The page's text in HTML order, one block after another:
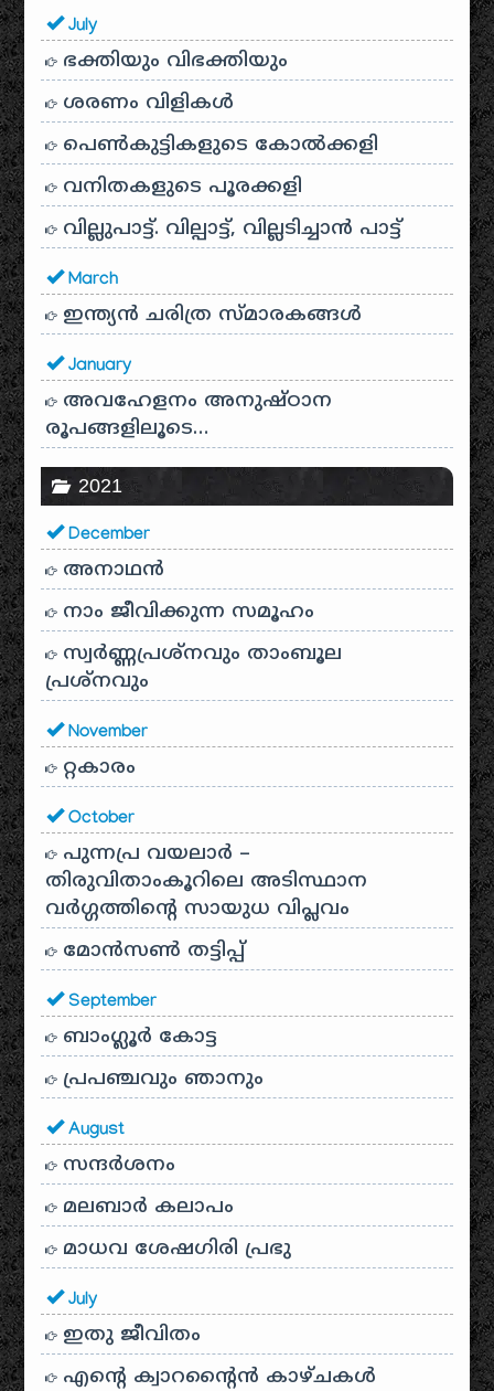
July
ഭക്തിയും വിഭക്തിയും
ശരണം വിളികൾ
പെൺകുട്ടികളുടെ കോൽക്കളി
വനിതകളുടെ പൂരക്കളി
വില്ലുപാട്ട്. വില്പാട്ട്, വില്ലടിച്ചാൻ പാട്ട്
March
ഇന്ത്യൻ ചരിത്ര സ്മാരകങ്ങൾ
January
അവഹേളനം അനുഷ്ഠാന
രൂപങ്ങളിലൂടെ…
2021
December
അനാഥന്‍
നാം ജീവിക്കുന്ന സമൂഹം
സ്വര്‍ണ്ണപ്രശ്‌നവും താംബൂല
പ്രശ്‌നവും
November
റ്റകാരം
October
പുന്നപ്ര വയലാർ –
തിരുവിതാംകൂറിലെ അടിസ്ഥാന
വർഗ്ഗത്തിന്റെ സായുധ വിപ്ലവം
മോൻസൺ തട്ടിപ്പ്
September
ബാംഗ്ലൂർ കോട്ട
പ്രപഞ്ചവും ഞാനും
August
സന്ദര്‍ശനം
മലബാർ കലാപം
മാധവ ശേഷഗിരി പ്രഭു
July
ഇതു ജീവിതം
എന്റെ ക്വാറന്റൈൻ കാഴ്ചകൾ